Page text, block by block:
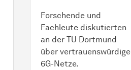
Forschende und
Fachleute diskutierten
an der TU Dortmund
über vertrauenswürdige
6G-Netze.